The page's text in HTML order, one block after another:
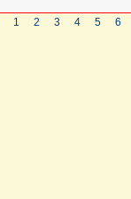
1 2 3 4 5 6